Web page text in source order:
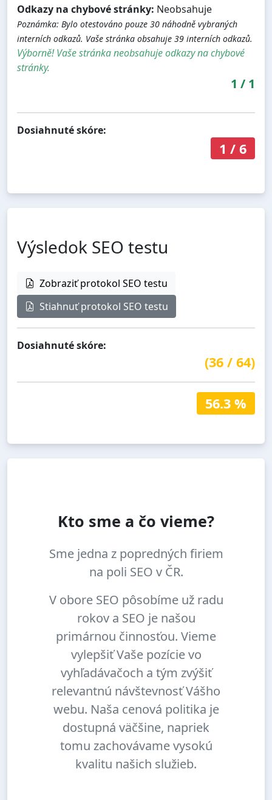
Odkazy na chybové stránky: Neobsahuje
Poznámka: Bylo otestováno pouze 30 náhodně vybraných
interních odkazů. Vaše stránka obsahuje 39 interních odkazů.
Výborně! Vaše stránka neobsahuje odkazy na chybové
stránky.
1 / 1
Dosiahnuté skóre:
1 / 6
Výsledok SEO testu
Zobraziť protokol SEO testu
Stiahnuť protokol SEO testu
Dosiahnuté skóre:
(36 / 64)
56.3 %
Kto sme a čo vieme?
Sme jedna z popredných firiem
na poli SEO v ČR.
V obore SEO pôsobíme už radu
rokov a SEO je našou
primárnou činnosťou. Vieme
vylepšiť Vaše pozície vo
vyhľadávačoch a tým zvýšiť
relevantnú návštevnosť Vášho
webu. Naša cenová politika je
dostupná väčšine, napriek
tomu zachovávame vysokú
kvalitu našich služieb.